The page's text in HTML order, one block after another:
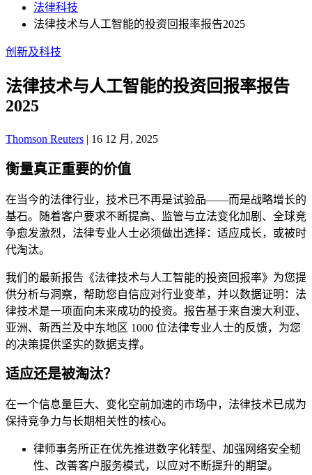
法律科技
法律技术与人工智能的投资回报率报告2025
创新及科技
法律技术与人工智能的投资回报率报告
2025
Thomson Reuters | 16 12 月, 2025
衡量真正重要的价值
在当今的法律行业，技术已不再是试验品——而是战略增长的
基石。随着客户要求不断提高、监管与立法变化加剧、全球竞
争愈发激烈，法律专业人士必须做出选择：适应成长，或被时
代淘汰。
我们的最新报告《法律技术与人工智能的投资回报率》为您提
供分析与洞察，帮助您自信应对行业变革，并以数据证明：法
律技术是一项面向未来成功的投资。报告基于来自澳大利亚、
亚洲、新西兰及中东地区 1000 位法律专业人士的反馈，为您
的决策提供坚实的数据支撑。
适应还是被淘汰？
在一个信息量巨大、变化空前加速的市场中，法律技术已成为
保持竞争力与长期相关性的核心。
律师事务所正在优先推进数字化转型、加强网络安全韧
性、改善客户服务模式，以应对不断提升的期望。